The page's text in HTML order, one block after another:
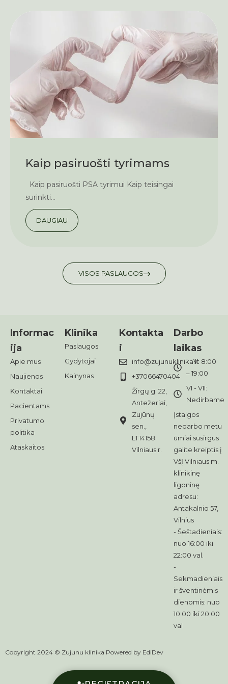
Kaip pasiruošti tyrimams
Kaip pasiruošti PSA tyrimui Kaip teisingai
surinkti...
DAUGIAU
VISOS PASLAUGOS
Informac
ija
Apie mus
Naujienos
Kontaktai
Pacientams
Privatumo
politika
Ataskaitos
Klinika
Paslaugos
Gydytojai
Kainynas
Kontakta
i
info@zujunuklinika.lt
+37066470404
Žirgų g. 22,
Antežeriai,
Zujūnų
sen.,
LT14158
Vilniaus r.
Darbo
laikas
I - V: 8:00
– 19:00
VI - VII:
Nedirbame
Įstaigos
nedarbo metu
ūmiai susirgus
galite kreiptis į
VšĮ Vilniaus m.
klinikinę
ligoninę
adresu:
Antakalnio 57,
Vilnius
- Šeštadieniais:
nuo 16:00 iki
22:00 val.
-
Sekmadieniais
ir šventinėmis
dienomis: nuo
10:00 iki 20:00
val
Copyright 2024 © Zujunu klinika Powered by EdiDev